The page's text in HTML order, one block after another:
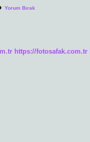
Yorum Bırak
https://fotosafak.com.tr